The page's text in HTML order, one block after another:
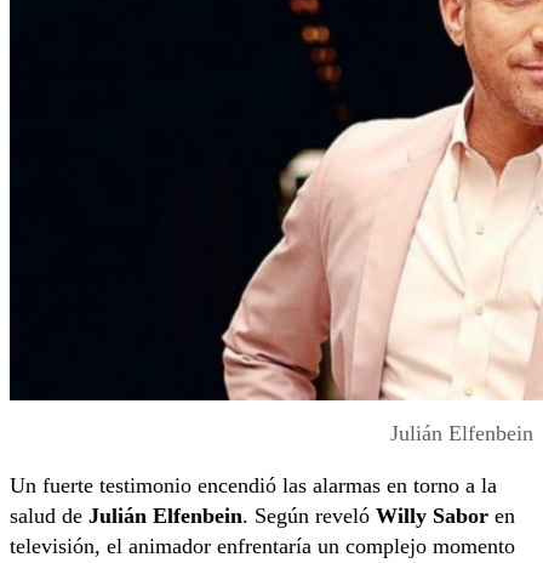
Julián Elfenbein
Un fuerte testimonio encendió las alarmas en torno a la
salud de Julián Elfenbein. Según reveló Willy Sabor en
televisión, el animador enfrentaría un complejo momento